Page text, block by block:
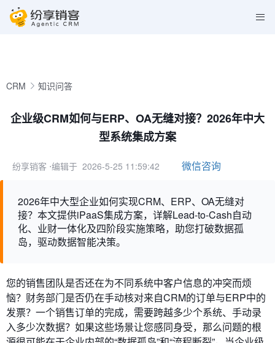
CRM 知识问答
企业级CRM如何与ERP、OA无缝对接？2026年中大
型系统集成方案
纷享销客 ⋅编辑于 2026-5-25 11:59:42 微信咨询
2026年中大型企业如何实现CRM、ERP、OA无缝对
接？本文提供iPaaS集成方案，详解Lead-to-Cash自动
化、业财一体化及四阶段实施策略，助您打破数据孤
岛，驱动数据智能决策。
您的销售团队是否还在为不同系统中客户信息的冲突而烦
恼？财务部门是否仍在手动核对来自CRM的订单与ERP中的
发票？一个销售订单的完成，需要跨越多少个系统、手动录
入多少次数据？如果这些场景让您感同身受，那么问题的根